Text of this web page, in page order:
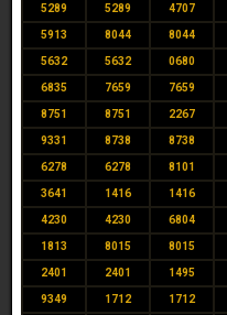
5289 5289 4707
5913 8044 8044
5632 5632 0680
6835 7659 7659
8751 8751 2267
9331 8738 8738
6278 6278 8101
3641 1416 1416
4230 4230 6804
1813 8015 8015
2401 2401 1495
9349 1712 1712